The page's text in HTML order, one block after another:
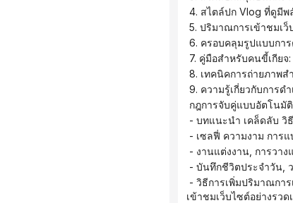
4. สไตล์ปก Vlog ที่ดูมีพ
5. ปริมาณการเข้าชมเ
6. ครอบคลุมรูปแบบกา
7. คู่มือสำหรับคนขี้เกีย
8. เทคนิคการถ่ายภาพส
9. ความรู้เกี่ยวกับการ
กฎการจับคู่แบบอัตโนมั
- บทแนะนำ เคล็ดลับ วิ
- เซลฟี่ ความงาม การ
- งานแต่งงาน, การวา
- บันทึกชีวิตประจำวัน,
เข้าชมเว็บไซต์อย่างรวด